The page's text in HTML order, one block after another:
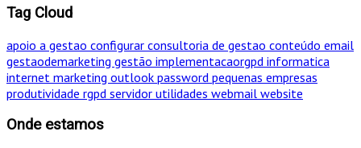
Tag Cloud
apoio a gestao configurar consultoria de gestao conteúdo email
gestaodemarketing gestão implementacaorgpd informatica
internet marketing outlook password pequenas empresas
produtividade rgpd servidor utilidades webmail website
Onde estamos